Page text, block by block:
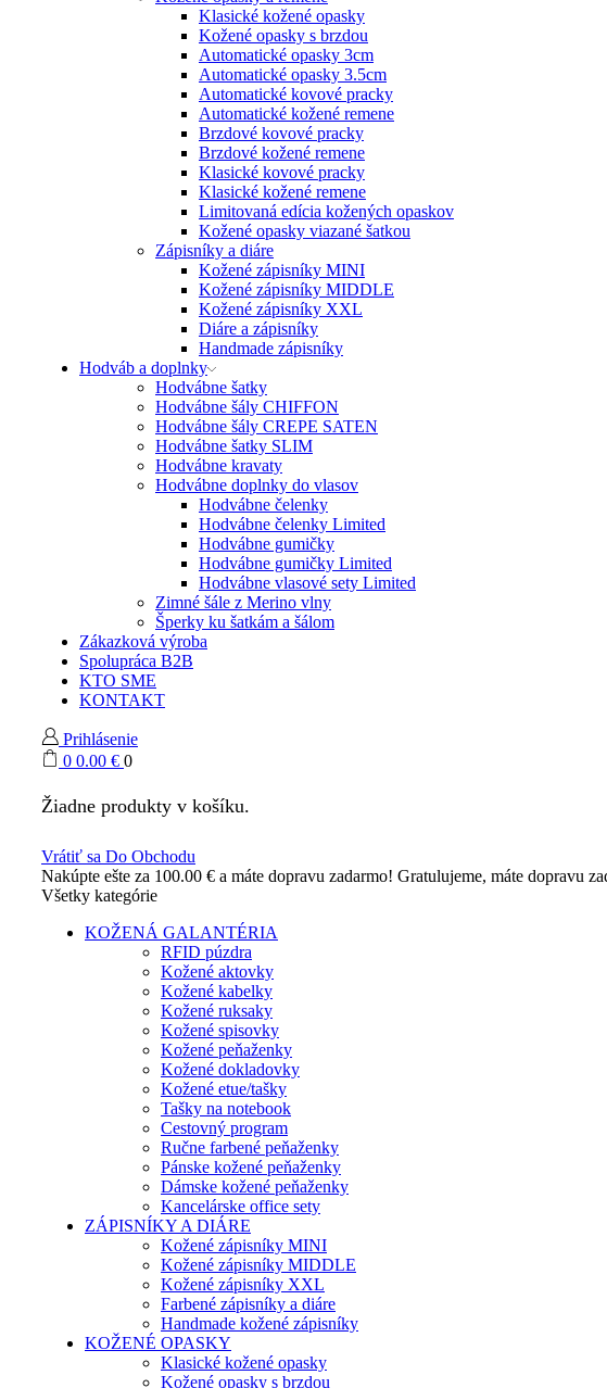
Klasické kožené opasky
Kožené opasky s brzdou
Automatické opasky 3cm
Automatické opasky 3.5cm
Automatické kovové pracky
Automatické kožené remene
Brzdové kovové pracky
Brzdové kožené remene
Klasické kovové pracky
Klasické kožené remene
Limitovaná edícia kožených opaskov
Kožené opasky viazané šatkou
Zápisníky a diáre
Kožené zápisníky MINI
Kožené zápisníky MIDDLE
Kožené zápisníky XXL
Diáre a zápisníky
Handmade zápisníky
Hodváb a doplnky
Hodvábne šatky
Hodvábne šály CHIFFON
Hodvábne šály CREPE SATEN
Hodvábne šatky SLIM
Hodvábne kravaty
Hodvábne doplnky do vlasov
Hodvábne čelenky
Hodvábne čelenky Limited
Hodvábne gumičky
Hodvábne gumičky Limited
Hodvábne vlasové sety Limited
Zimné šále z Merino vlny
Šperky ku šatkám a šálom
Zákazková výroba
Spolupráca B2B
KTO SME
KONTAKT
Prihlásenie
0 0.00 € 0
Žiadne produkty v košíku.
Vrátiť sa Do Obchodu
Nakúpte ešte za 100.00 € a máte dopravu zadarmo! Gratulujeme, máte dopravu
Všetky kategórie
KOŽENÁ GALANTÉRIA
RFID púzdra
Kožené aktovky
Kožené kabelky
Kožené ruksaky
Kožené spisovky
Kožené peňaženky
Kožené dokladovky
Kožené etue/tašky
Tašky na notebook
Cestovný program
Ručne farbené peňaženky
Pánske kožené peňaženky
Dámske kožené peňaženky
Kancelárske office sety
ZÁPISNÍKY A DIÁRE
Kožené zápisníky MINI
Kožené zápisníky MIDDLE
Kožené zápisníky XXL
Farbené zápisníky a diáre
Handmade kožené zápisníky
KOŽENÉ OPASKY
Klasické kožené opasky
Kožené opasky s brzdou